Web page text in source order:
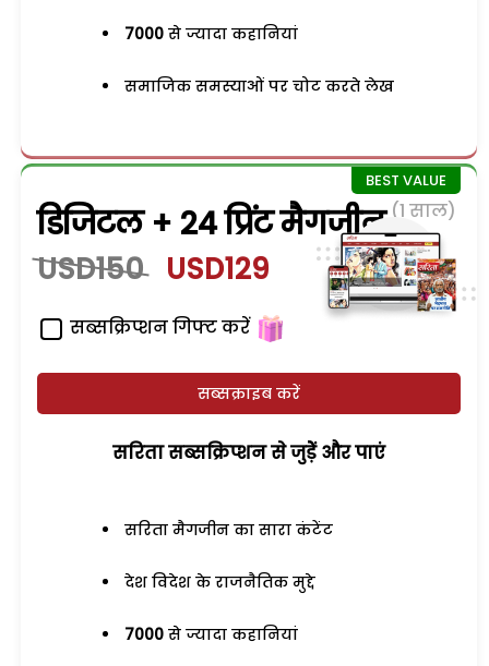
7000 से ज्यादा कहानियां
समाजिक समस्याओं पर चोट करते लेख
डिजिटल + 24 प्रिंट मैगजीन (1 साल)
USD150 USD129
सब्सक्रिप्शन गिफ्ट करें
सब्सक्राइब करें
सरिता सब्सक्रिप्शन से जुड़ेें और पाएं
सरिता मैगजीन का सारा कंटेंट
देश विदेश के राजनैतिक मुद्दे
7000 से ज्यादा कहानियां